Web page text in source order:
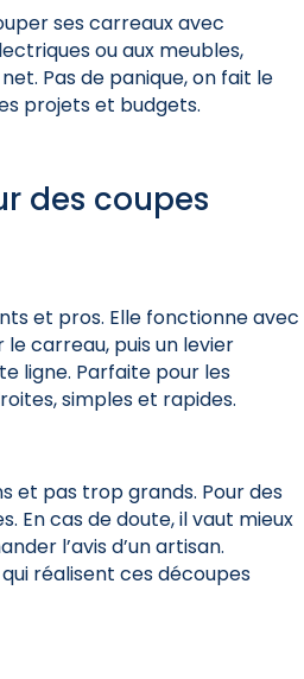
ses carreaux avec
ou aux meubles,
Pas de panique, on fait le
projets et budgets.
des coupes
et pros. Elle fonctionne avec
carreau, puis un levier
ligne. Parfaite pour les
simples et rapides.
et pas trop grands. Pour des
En cas de doute, il vaut mieux
l’avis d’un artisan.
réalisent ces découpes